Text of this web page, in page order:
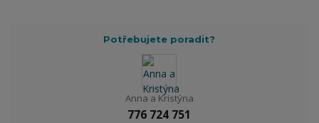
Potřebujete poradit?
Anna a Kristýna
776 724 751